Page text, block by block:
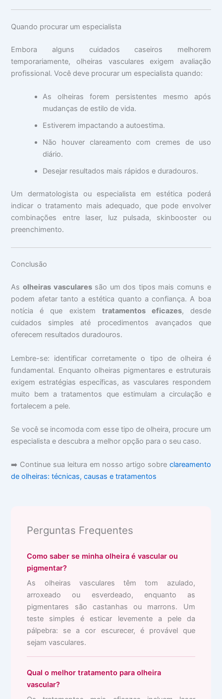
Quando procurar um especialista
Embora alguns cuidados caseiros melhorem
temporariamente, olheiras vasculares exigem avaliação
profissional. Você deve procurar um especialista quando:
As olheiras forem persistentes mesmo após
mudanças de estilo de vida.
Estiverem impactando a autoestima.
Não houver clareamento com cremes de uso
diário.
Desejar resultados mais rápidos e duradouros.
Um dermatologista ou especialista em estética poderá
indicar o tratamento mais adequado, que pode envolver
combinações entre laser, luz pulsada, skinbooster ou
preenchimento.
Conclusão
Asolheiras vascularessão um dos tipos mais comuns e
podem afetar tanto a estética quanto a confiança. A boa
notícia é que existem tratamentos eficazes, desde
cuidados simples até procedimentos avançados que
oferecem resultados duradouros.
Lembre-se: identificar corretamente o tipo de olheira é
fundamental. Enquanto olheiras pigmentares e estruturais
exigem estratégias específicas, as vasculares respondem
muito bem a tratamentos que estimulam a circulação e
fortalecem a pele.
Se você se incomoda com esse tipo de olheira, procure um
especialista e descubra a melhor opção para o seu caso.
➡️ Continue sua leitura em nosso artigo sobre clareamento
de olheiras: técnicas, causas e tratamentos
Perguntas Frequentes
Como saber se minha olheira é vascular ou
pigmentar?
As olheiras vasculares têm tom azulado,
arroxeado ou esverdeado, enquanto as
pigmentares são castanhas ou marrons. Um
teste simples é esticar levemente a pele da
pálpebra: se a cor escurecer, é provável que
sejam vasculares.
Qual o melhor tratamento para olheira
vascular?